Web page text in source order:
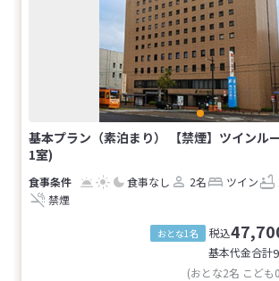
基本プラン（素泊まり） 【禁煙】ツインル
1室)
食事なし 2名 ツイン
禁煙
おとな1名 税込
基本代金合計
(おとな2名 こど